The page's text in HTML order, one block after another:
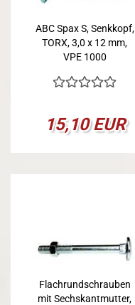
ABC Spax S, Senkkopf,
TORX, 3,0 x 12 mm,
VPE 1000
15,10 EUR
Flachrundschrauben
mit Sechskantmutter,